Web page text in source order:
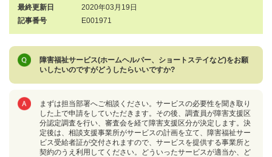
最終更新日
2020年03月19日
記事番号
E001971
障害福祉サービス(ホームヘルパー、ショートステイなど)をお願
いしたいのですがどうしたらいいですか?
まずは担当部署へご相談ください。サービスの必要性を聞き取り
した上で申請をしていただきます。その後、調査員が障害支援区
分認定調査を行い、審査会を経て障害支援区分が決定します。決
定後は、相談支援事業所がサービスの計画を立て、障害福祉サー
ビス受給者証が交付されますので、サービスを提供する事業所と
契約のうえ利用してください。どういったサービスが適当か、ど